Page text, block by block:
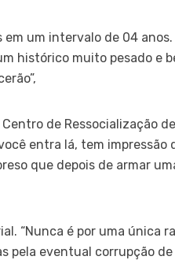
um intervalo de 04 anos.
histórico muito pesado e
de Ressocialização
entra lá, tem impressão
que depois de armar
“Nunca é por uma única
pela eventual corrupção